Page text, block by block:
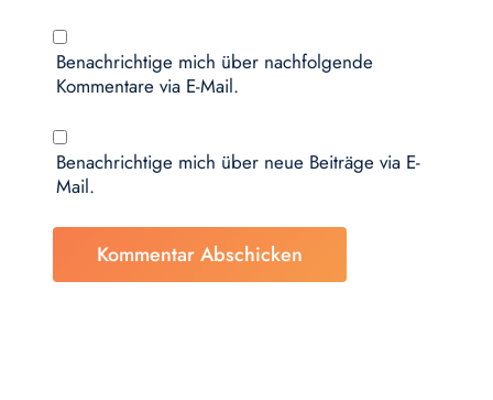
Benachrichtige mich über nachfolgende
Kommentare via E-Mail.
Benachrichtige mich über neue Beiträge via E-
Mail.